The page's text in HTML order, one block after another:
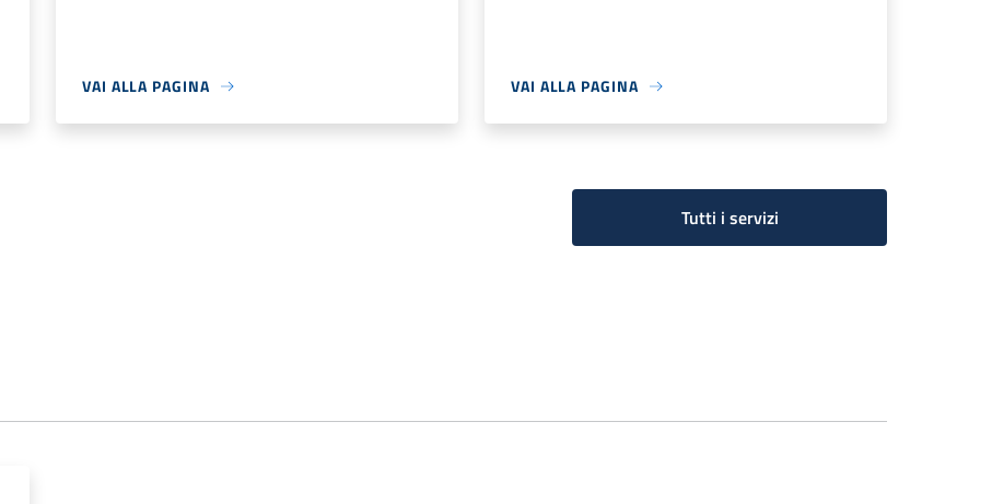
VAI ALLA PAGINA VAI ALLA PAGINA
Tutti i servizi